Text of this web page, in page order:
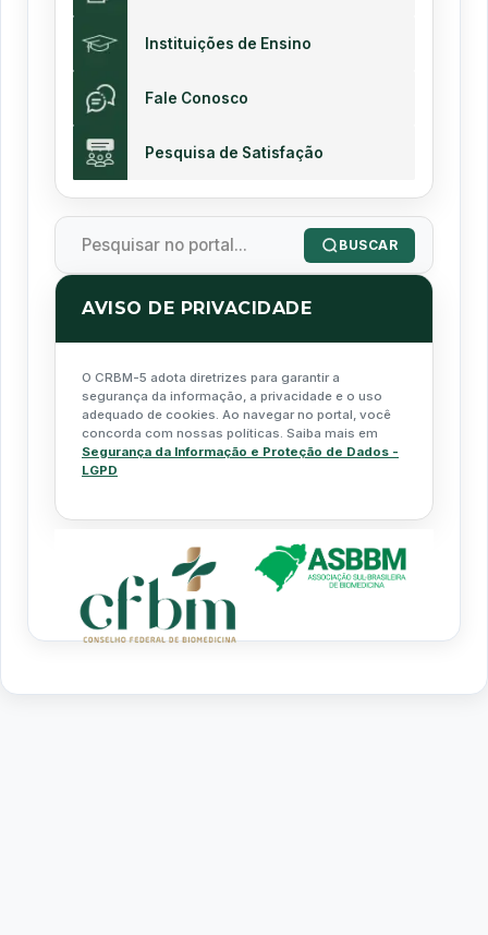
Instituições de Ensino
Fale Conosco
Pesquisa de Satisfação
BUSCAR
AVISO DE PRIVACIDADE
O CRBM-5 adota diretrizes para garantir a
segurança da informação, a privacidade e o uso
adequado de cookies. Ao navegar no portal, você
concorda com nossas políticas. Saiba mais em
Segurança da Informação e Proteção de Dados -
LGPD